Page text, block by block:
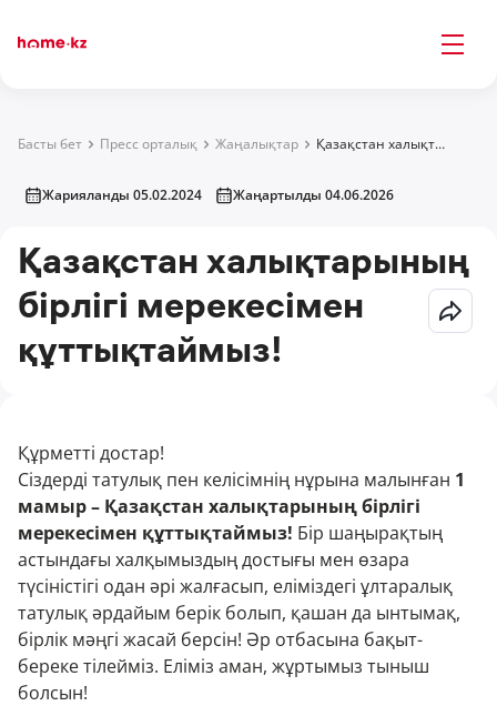
Басты бет Пресс орталық Жаңалықтар Қазақстан халықтарының бірлігі мерекесімен құттықтаймыз!
Жарияланды 05.02.2024 Жаңартылды 04.06.2026
Қазақстан халықтарының
бірлігі мерекесімен
құттықтаймыз!
Құрметті достар!
Сіздерді татулық пен келісімнің нұрына малынған 1
мамыр – Қазақстан халықтарының бірлігі
мерекесімен құттықтаймыз! Бір шаңырақтың
астындағы халқымыздың достығы мен өзара
түсіністігі одан әрі жалғасып, еліміздегі ұлтаралық
татулық әрдайым берік болып, қашан да ынтымақ,
бірлік мәңгі жасай берсін! Әр отбасына бақыт-
береке тілейміз. Еліміз аман, жұртымыз тыныш
болсын!